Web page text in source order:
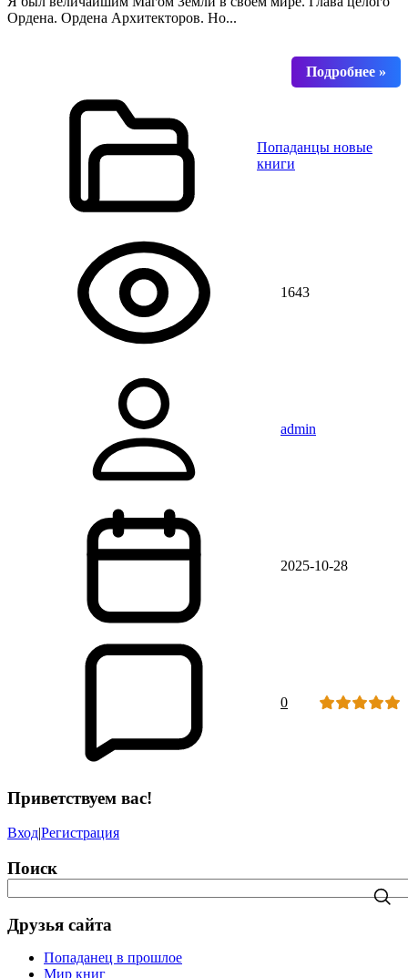
Ордена. Ордена Архитекторов. Но...
Попаданцы новые
книги
1643
admin
2025-10-28
0
Приветствуем вас!
Вход|Регистрация
Поиск
Друзья сайта
Попаданец в прошлое
Мир книг